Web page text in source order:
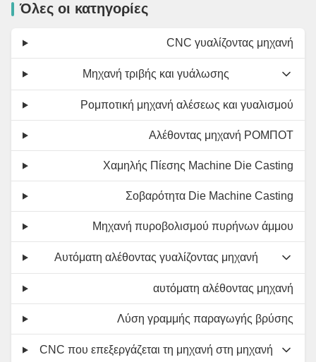
Όλες οι κατηγορίες
CNC γυαλίζοντας μηχανή
Μηχανή τριβής και γυάλωσης
Ρομποτική μηχανή αλέσεως και γυαλισμού
Αλέθοντας μηχανή ΡΟΜΠΟΤ
Χαμηλής Πίεσης Machine Die Casting
Σοβαρότητα Die Machine Casting
Μηχανή πυροβολισμού πυρήνων άμμου
Αυτόματη αλέθοντας γυαλίζοντας μηχανή
αυτόματη αλέθοντας μηχανή
Λύση γραμμής παραγωγής βρύσης
CNC που επεξεργάζεται τη μηχανή στη μηχανή